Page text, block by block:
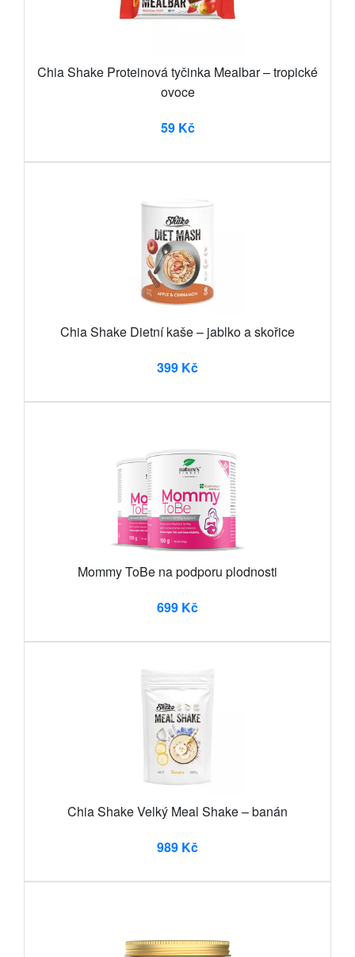
Chia Shake Proteinová tyčinka Mealbar – tropické
ovoce
59 Kč
Chia Shake Dietní kaše – jablko a skořice
399 Kč
Mommy ToBe na podporu plodnosti
699 Kč
Chia Shake Velký Meal Shake – banán
989 Kč